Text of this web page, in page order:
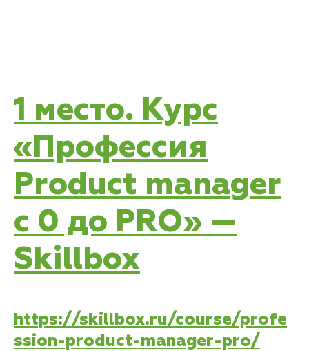
1 место. Курс
«Профессия
Product manager
c 0 до PRO» —
Skillbox
https://skillbox.ru/course/profe
ssion-product-manager-pro/